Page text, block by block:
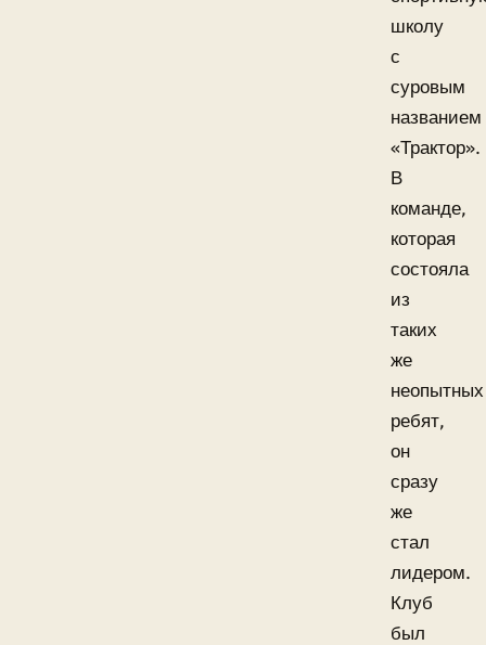
школу
с
суровым
названием
«Трактор».
В
команде,
которая
состояла
из
таких
же
неопытных
ребят,
он
сразу
же
стал
лидером.
Клуб
был